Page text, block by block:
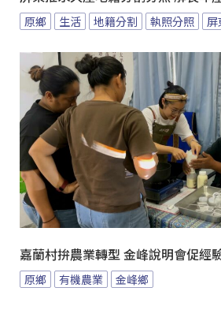
原鄉 生活 地籍分割 執照分照 屏
嘉蘭村拚農業轉型 金峰說明會促經
原鄉 有機農業 金峰鄉